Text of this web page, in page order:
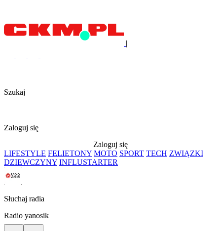
|
Szukaj
Zaloguj się
Zaloguj się
LIFESTYLE FELIETONY MOTO SPORT TECH ZWIĄZKI
DZIEWCZYNY INFLUSTARTER
Słuchaj radia
Radio yanosik